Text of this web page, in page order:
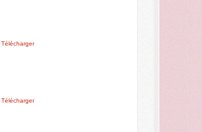
Télécharger
Télécharger